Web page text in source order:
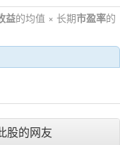
益的均值 × 长期市盈率的
股的网友